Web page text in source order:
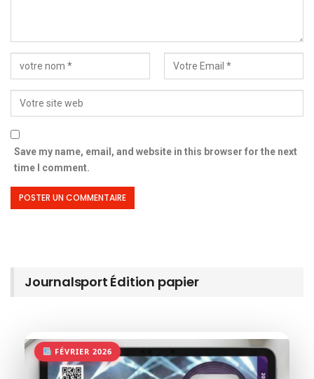
Save my name, email, and website in this browser for the next
time I comment.
Journalsport Édition papier
FÉVRIER 2026